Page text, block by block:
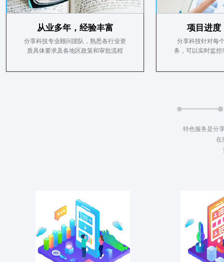
从业多年，经验丰富
分享科技专业顾问团队，熟悉各行业资
质具体要求及各地区政策和审批流程
项目进度
分享科技针对每
务，可以实时监
特色服务是分
在